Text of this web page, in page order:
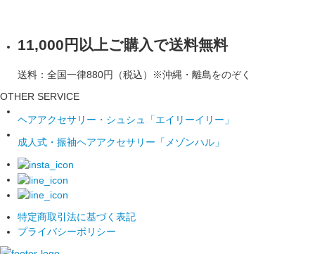
11,000円以上ご購入で送料無料
送料：全国一律880円（税込）※沖縄・離島をのぞく
OTHER SERVICE
ヘアアクセサリー・シュシュ「エイリーイリー」
成人式・振袖ヘアアクセサリー「メゾンハル」
特定商取引法に基づく表記
プライバシーポリシー